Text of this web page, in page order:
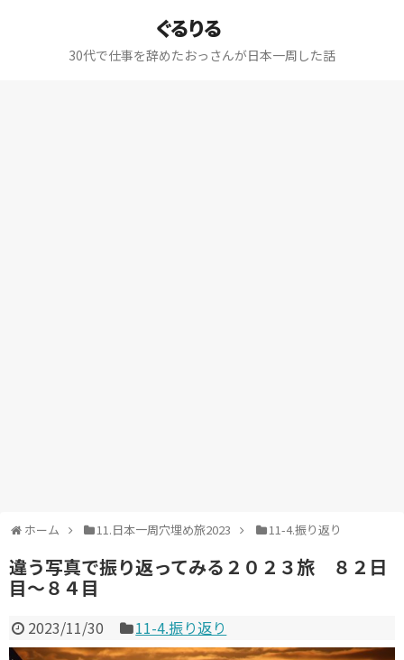
ぐるりる
30代で仕事を辞めたおっさんが日本一周した話
ホーム 11.日本一周穴埋め旅2023 11-4.振り返り
違う写真で振り返ってみる２０２３旅 ８２日
目～８４目
2023/11/30 11-4.振り返り